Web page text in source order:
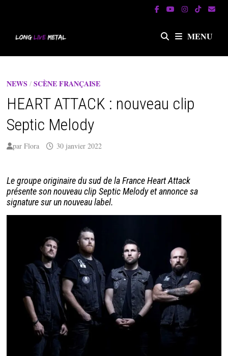
MENU
NEWS /SCÈNE FRANÇAISE
HEART ATTACK : nouveau clip
Septic Melody
parFlora 30 janvier 2022
Le groupe originaire du sud de la France Heart Attack
présente son nouveau clip Septic Melody et annonce sa
signature sur un nouveau label.